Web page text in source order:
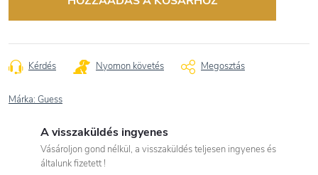
Kérdés Nyomon követés Megosztás
Márka: Guess
A visszaküldés ingyenes
Vásároljon gond nélkül, a visszaküldés teljesen ingyenes és
általunk fizetett !